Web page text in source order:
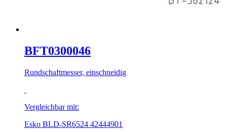
BFT0300046
Rundschaftmesser, einschneidig
Vergleichbar mit:
Esko BLD-SR6524 42444901